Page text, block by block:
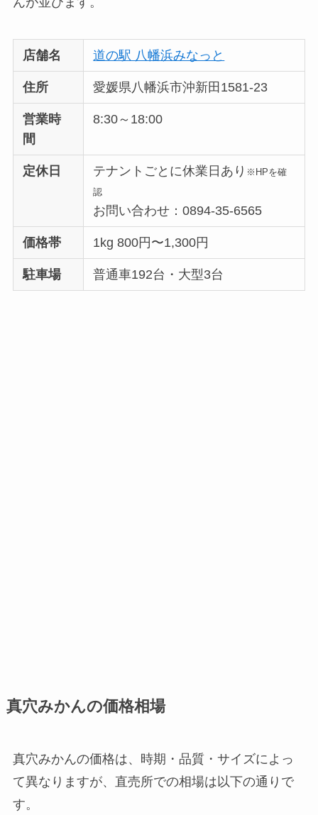
店舗名 道の駅 八幡浜みなっと
住所 愛媛県八幡浜市沖新田1581-23
営業時
間
8:30～18:00
定休日 テナントごとに休業日あり ※HPを確
認
お問い合わせ：0894-35-6565
価格帯 1kg 800円〜1,300円
駐車場 普通車192台・大型3台
真穴みかんの価格相場
真穴みかんの価格は、時期・品質・サイズによっ
て異なりますが、直売所での相場は以下の通りで
す。